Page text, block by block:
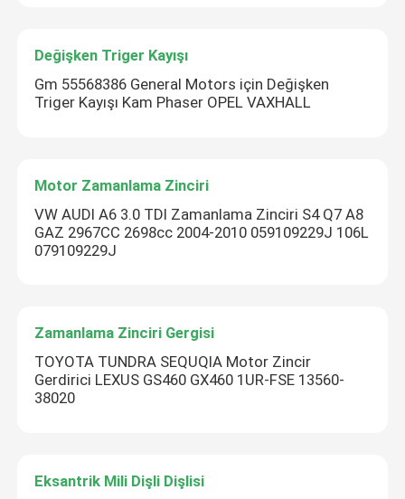
Değişken Triger Kayışı
Gm 55568386 General Motors için Değişken
Triger Kayışı Kam Phaser OPEL VAXHALL
Motor Zamanlama Zinciri
VW AUDI A6 3.0 TDI Zamanlama Zinciri S4 Q7 A8
GAZ 2967CC 2698cc 2004-2010 059109229J 106L
079109229J
Zamanlama Zinciri Gergisi
TOYOTA TUNDRA SEQUQIA Motor Zincir
Gerdirici LEXUS GS460 GX460 1UR-FSE 13560-
38020
Eksantrik Mili Dişli Dişlisi